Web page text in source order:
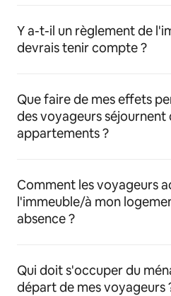
Y a-t-il un règlement de
devrais tenir compte ?
Que faire de mes effets
des voyageurs séjournent
appartements ?
Comment les voyageurs
l'immeuble/à mon
absence ?
Qui doit s'occuper du
départ de mes voyageurs